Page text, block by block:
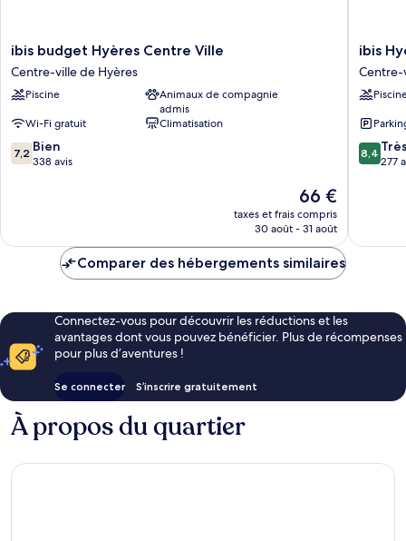
ibis
budget
Hyères
Centre
Centre-
ville
de
ibis budget Hyères Centre Ville
Centre-ville de Hyères
Piscine
Animaux de compagnie
admis
Wi-Fi gratuit
Climatisation
7.2
sur
7,2 Bien
338 avis
Le
nouveau
prix
de
66 €
taxes et frais compris
30 août - 31 août
ibis
Hyères
Centre
Centre-
de
Hyères
ibis
Centre-
8.4
sur
8,4
277
Comparer des hébergements similaires
Connectez-vous pour découvrir les réductions et les
avantages dont vous pouvez bénéficier. Plus de récompenses
pour plus d’aventures !
Se connecter S’inscrire gratuitement
À propos du quartier